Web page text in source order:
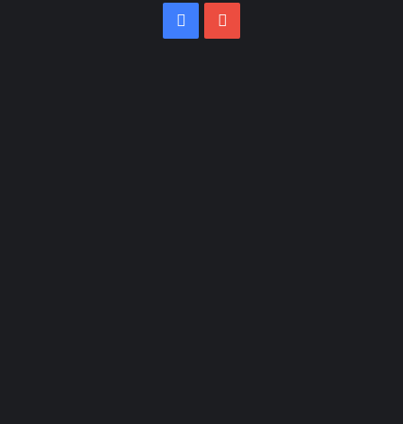
Facebook